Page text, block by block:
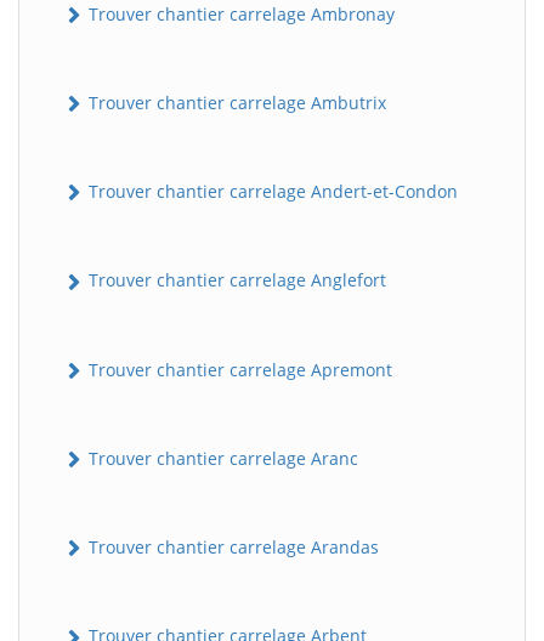
Trouver chantier carrelage Ambronay
Trouver chantier carrelage Ambutrix
Trouver chantier carrelage Andert-et-Condon
Trouver chantier carrelage Anglefort
Trouver chantier carrelage Apremont
Trouver chantier carrelage Aranc
Trouver chantier carrelage Arandas
Trouver chantier carrelage Arbent